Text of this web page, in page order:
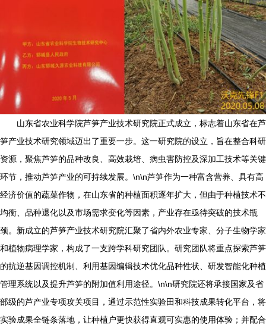
山东省农业科学院芦笋产业技术研究院正式成立，标志着山东省在芦
笋产业技术研究领域迈出了重要一步。这一研究院的设立，旨在整合科研
资源，聚焦芦笋的品种改良、高效栽培、病虫害防控及深加工技术等关键
环节，推动芦笋产业的可持续发展。\n\n芦笋作为一种富含营养、具有高
经济价值的蔬菜作物，在山东省的种植面积逐年扩大，但由于种植技术不
均衡、品种退化以及市场需求变化等因素，产业存在亟待突破的技术瓶
颈。新成立的芦笋产业技术研究院汇聚了省内外农业专家、分子生物学家
和植物病理学家，构成了一支跨学科研究团队。研究团队将重点探索芦笋
的抗逆基因调控机制、利用基因编辑技术优化品种性状、研发智能化种植
管理系统以及提升芦笋的附加值利用途径。\n\n研究院还将承接国家及省
部级的芦产业专项攻关项目，通过示范性实验田和科技成果转化平台，将
实验成果全链条落地，让种植户更快获得直观可实惠的使用体验；并配合